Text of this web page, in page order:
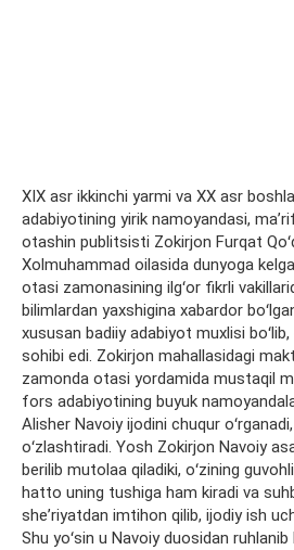
XIX asr ikkinchi yarmi va XX asr
adabiyotining yirik namoyandasi,
otashin publitsisti Zokirjon Furqat
Xolmuhammad oilasida dunyoga
otasi zamonasining ilgʻor fikrli
bilimlardan yaxshigina xabardor
xususan badiiy adabiyot muxlisi
sohibi edi. Zokirjon mahallasidagi
zamonda otasi yordamida mustaqil
fors adabiyotining buyuk
Alisher Navoiy ijodini chuqur
oʻzlashtiradi. Yosh Zokirjon Navoiy
berilib mutolaa qiladiki, oʻzining
hatto uning tushiga ham kiradi va
sheʼriyatdan imtihon qilib, ijodiy ish
Shu yoʻsin u Navoiy duosidan